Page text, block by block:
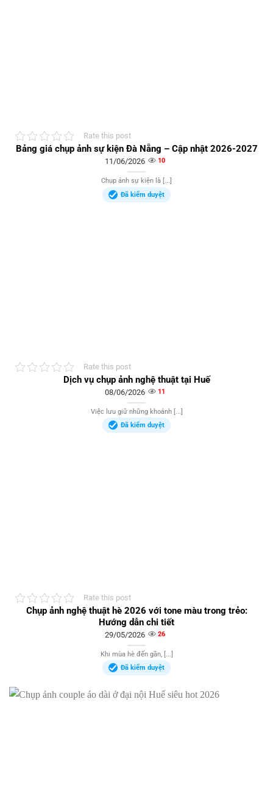
Rate this post
Bảng giá chụp ảnh sự kiện Đà Nẵng – Cập nhật 2026-2027
11/06/2026 10
Chụp ảnh sự kiện là [...]
Đã kiểm duyệt
Rate this post
Dịch vụ chụp ảnh nghệ thuật tại Huế
08/06/2026 11
Việc lưu giữ những khoảnh [...]
Đã kiểm duyệt
Rate this post
Chụp ảnh nghệ thuật hè 2026 với tone màu trong trẻo:
Hướng dẫn chi tiết
29/05/2026 26
Khi mùa hè đến gần, [...]
Đã kiểm duyệt